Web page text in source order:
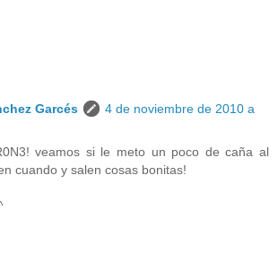
Garcés
4 de noviembre de 2010 a
veamos si le meto un poco de caña al
cuando y salen cosas bonitas!